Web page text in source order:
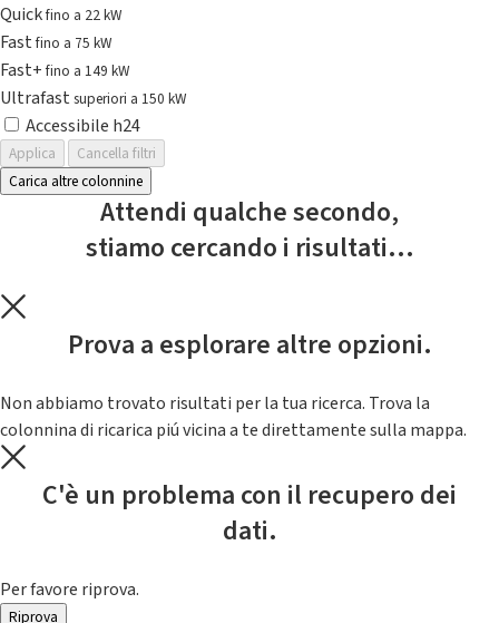
Quickfino a 22 kW
Fastfino a 75 kW
Fast+fino a 149 kW
Ultrafast superiori a 150 kW
Accessibile h24
Applica
Cancella filtri
Carica altre colonnine
Attendi qualche secondo,
stiamo cercando i risultati...
Prova a esplorare altre opzioni.
Non abbiamo trovato risultati per la tua ricerca. Trova la
colonnina di ricarica piú vicina a te direttamente sulla mappa.
C'è un problema con il recupero dei
dati.
Per favore riprova.
Riprova